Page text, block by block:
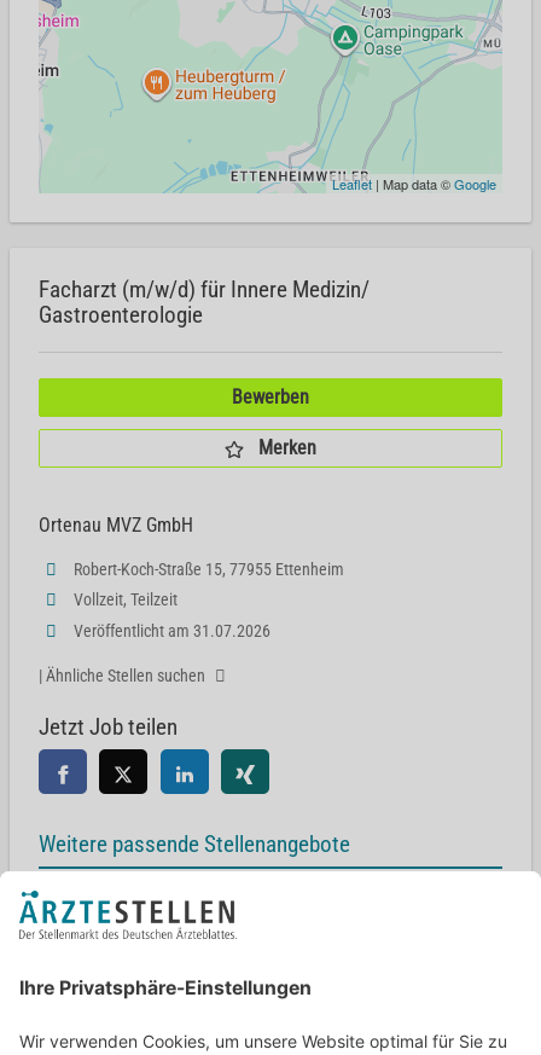
Leaflet | Map data ©Google
Facharzt (m/w/d) für Innere Medizin/
Gastroenterologie
Bewerben
Merken
Ortenau MVZ GmbH
Robert-Koch-Straße 15, 77955 Ettenheim
Vollzeit, Teilzeit
Veröffentlicht am 31.07.2026
| Ähnliche Stellen suchen
Jetzt Job teilen
Weitere passende Stellenangebote
Facharzt für Innere Medizin (w/m/d)
Am Schlag 9, 63654 Büdingen
48231 Warendorf
Facharzt Innere Medizin - ZNA mit Möglichkeit MVZ Anteil